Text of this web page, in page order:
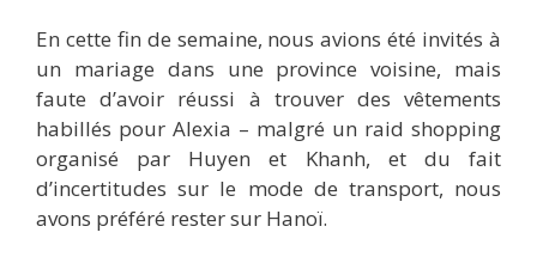
En cette fin de semaine, nous avions été invités à
un mariage dans une province voisine, mais
faute d’avoir réussi à trouver des vêtements
habillés pour Alexia – malgré un raid shopping
organisé par Huyen et Khanh, et du fait
d’incertitudes sur le mode de transport, nous
avons préféré rester sur Hanoï.